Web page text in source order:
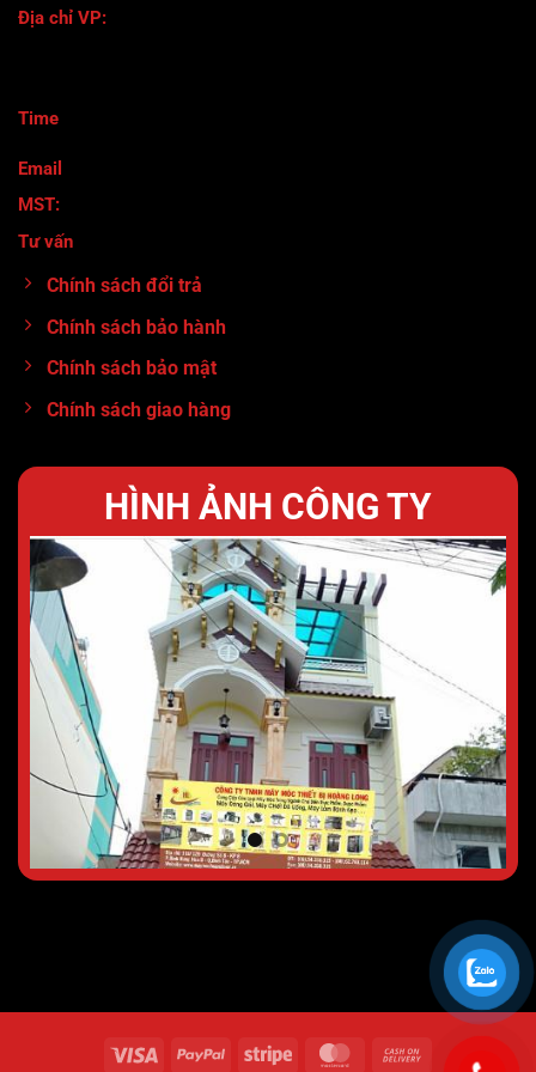
Địa chỉ VP:
Time
Email
MST:
Tư vấn
Chính sách đổi trả
Chính sách bảo hành
Chính sách bảo mật
Chính sách giao hàng
HÌNH ẢNH CÔNG TY
Visa PayPal Stripe MasterCard